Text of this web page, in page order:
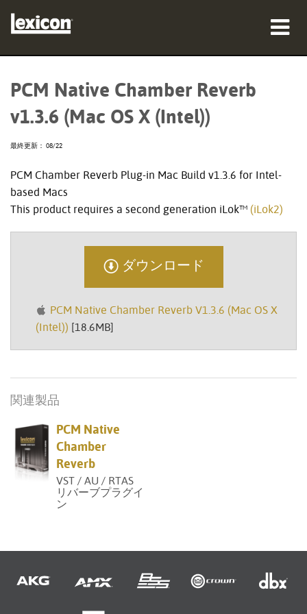
トレーニング
PCM Native Chamber Reverb
v1.3.6 (Mac OS X (Intel))
最終更新： 08/22
PCM Chamber Reverb Plug-in Mac Build v1.3.6 for Intel-
based Macs
This product requires a second generation iLok™ (iLok2)
ダウンロード
PCM Native Chamber Reverb V1.3.6 (Mac OS X
(Intel)) [18.6MB]
関連製品
PCM Native
Chamber
Reverb
VST / AU / RTAS
リバーブプラグイ
ン